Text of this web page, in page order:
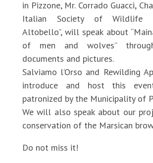
in Pizzone, Mr. Corrado Guacci,
Italian Society of Wildlife
Altobello”, will speak about
of men and wolves”
documents and pictures.
Salviamo l’Orso and Rewilding
introduce and host this
patronized by the Municipality of
We will also speak about our
conservation of the Marsican
Do not miss it!